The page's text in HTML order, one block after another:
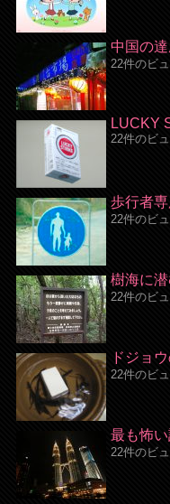
中国の達
22件のビ
LUCKY
22件のビ
歩行者
22件のビ
樹海に
22件のビ
ドジョ
22件のビ
最も怖
22件のビ